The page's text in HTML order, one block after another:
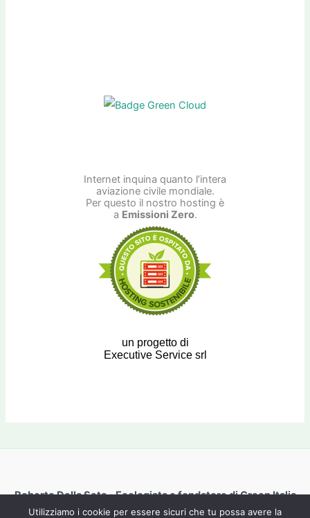
Internet inquina quanto l’intera
aviazione civile mondiale.
Per questo il nostro hosting è
a Emissioni Zero.
un progetto di
Executive Service srl
Roberto Della Seta - Ecologista e fondatore di Green Italia
Copyright © 2026 | Powered by EXE.IT
Utilizziamo i cookie per essere sicuri che tu possa avere la